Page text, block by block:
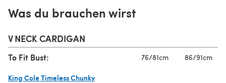
Was du brauchen wirst
V NECK CARDIGAN
To Fit Bust: 76/81cm 86/91cm
King Cole Timeless Chunky